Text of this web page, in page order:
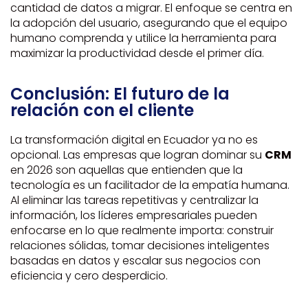
cantidad de datos a migrar. El enfoque se centra en
la adopción del usuario, asegurando que el equipo
humano comprenda y utilice la herramienta para
maximizar la productividad desde el primer día.
Conclusión: El futuro de la
relación con el cliente
La transformación digital en Ecuador ya no es
opcional. Las empresas que logran dominar su CRM
en 2026 son aquellas que entienden que la
tecnología es un facilitador de la empatía humana.
Al eliminar las tareas repetitivas y centralizar la
información, los líderes empresariales pueden
enfocarse en lo que realmente importa: construir
relaciones sólidas, tomar decisiones inteligentes
basadas en datos y escalar sus negocios con
eficiencia y cero desperdicio.